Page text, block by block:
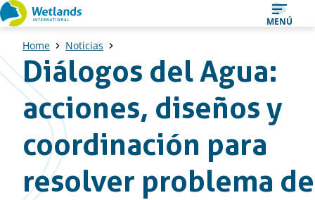
Ir
al
contenido
MENÚ
Home Noticias
Diálogos del Agua:
acciones, diseños y
coordinación para
resolver problema de